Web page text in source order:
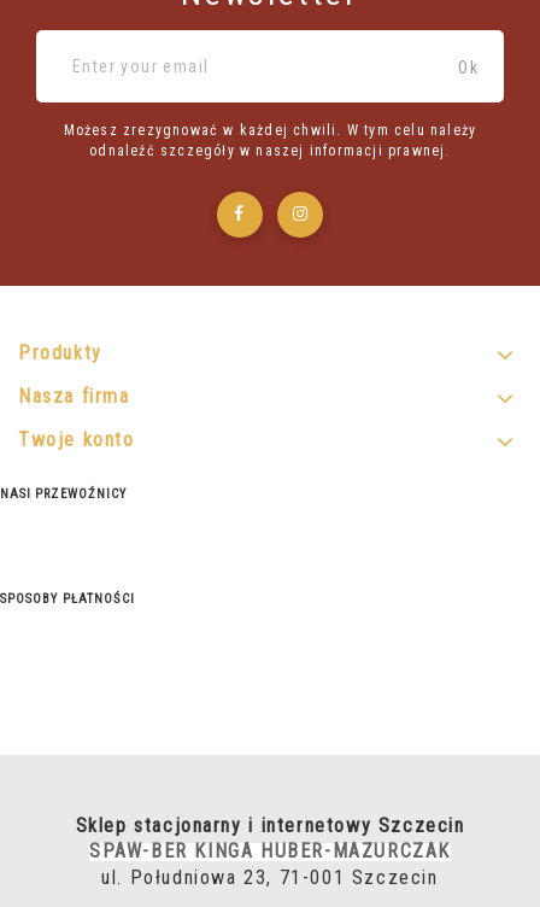
Możesz zrezygnować w każdej chwili. W tym celu należy
odnaleźć szczegóły w naszej informacji prawnej.
Produkty
Nasza firma
Twoje konto
NASI PRZEWOŹNICY
SPOSOBY PŁATNOŚCI
Sklep stacjonarny i internetowy Szczecin
SPAW-BER KINGA HUBER-MAZURCZAK
ul. Południowa 23, 71-001 Szczecin